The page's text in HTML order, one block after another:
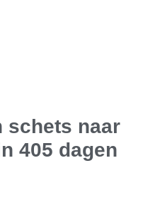
schets naar
405 dagen